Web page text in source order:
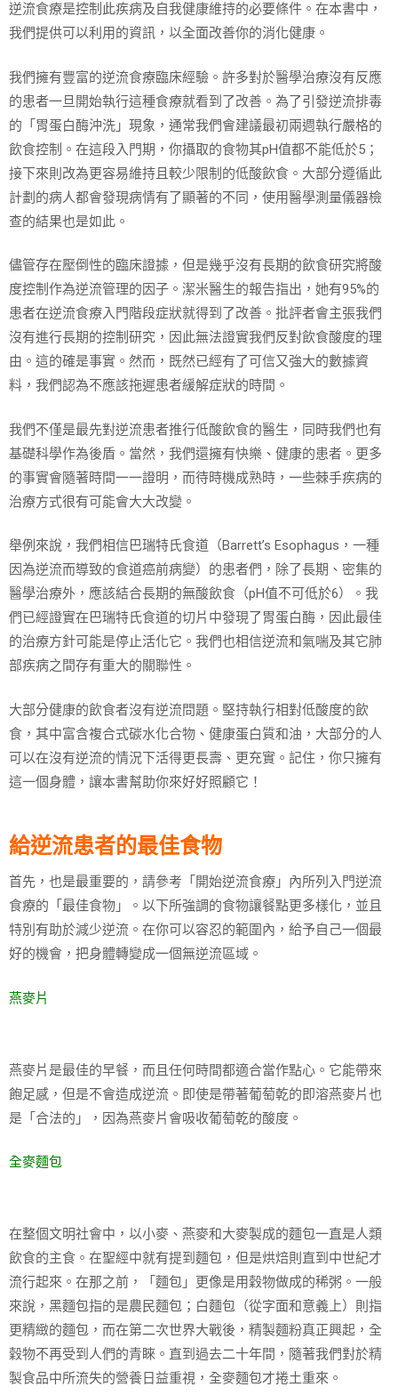
逆流食療是控制此疾病及自我健康維持的必要條件。在本書中，
我們提供可以利用的資訊，以全面改善你的消化健康。
我們擁有豐富的逆流食療臨床經驗。許多對於醫學治療沒有反應
的患者一旦開始執行這種食療就看到了改善。為了引發逆流排毒
的「胃蛋白酶沖洗」現象，通常我們會建議最初兩週執行嚴格的
飲食控制。在這段入門期，你攝取的食物其pH值都不能低於5；
接下來則改為更容易維持且較少限制的低酸飲食。大部分遵循此
計劃的病人都會發現病情有了顯著的不同，使用醫學測量儀器檢
查的結果也是如此。
儘管存在壓倒性的臨床證據，但是幾乎沒有長期的飲食研究將酸
度控制作為逆流管理的因子。潔米醫生的報告指出，她有95%的
患者在逆流食療入門階段症狀就得到了改善。批評者會主張我們
沒有進行長期的控制研究，因此無法證實我們反對飲食酸度的理
由。這的確是事實。然而，既然已經有了可信又強大的數據資
料，我們認為不應該拖遲患者緩解症狀的時間。
我們不僅是最先對逆流患者推行低酸飲食的醫生，同時我們也有
基礎科學作為後盾。當然，我們還擁有快樂、健康的患者。更多
的事實會隨著時間一一證明，而待時機成熟時，一些棘手疾病的
治療方式很有可能會大大改變。
舉例來說，我們相信巴瑞特氏食道（Barrett’s Esophagus，一種
因為逆流而導致的食道癌前病變）的患者們，除了長期、密集的
醫學治療外，應該結合長期的無酸飲食（pH值不可低於6）。我
們已經證實在巴瑞特氏食道的切片中發現了胃蛋白酶，因此最佳
的治療方針可能是停止活化它。我們也相信逆流和氣喘及其它肺
部疾病之間存有重大的關聯性。
大部分健康的飲食者沒有逆流問題。堅持執行相對低酸度的飲
食，其中富含複合式碳水化合物、健康蛋白質和油，大部分的人
可以在沒有逆流的情況下活得更長壽、更充實。記住，你只擁有
這一個身體，讓本書幫助你來好好照顧它！
給逆流患者的最佳食物
首先，也是最重要的，請參考「開始逆流食療」內所列入門逆流
食療的「最佳食物」。以下所強調的食物讓餐點更多樣化，並且
特別有助於減少逆流。在你可以容忍的範圍內，給予自己一個最
好的機會，把身體轉變成一個無逆流區域。
燕麥片
燕麥片是最佳的早餐，而且任何時間都適合當作點心。它能帶來
飽足感，但是不會造成逆流。即使是帶著葡萄乾的即溶燕麥片也
是「合法的」，因為燕麥片會吸收葡萄乾的酸度。
全麥麵包
在整個文明社會中，以小麥、燕麥和大麥製成的麵包一直是人類
飲食的主食。在聖經中就有提到麵包，但是烘焙則直到中世紀才
流行起來。在那之前，「麵包」更像是用穀物做成的稀粥。一般
來說，黑麵包指的是農民麵包；白麵包（從字面和意義上）則指
更精緻的麵包，而在第二次世界大戰後，精製麵粉真正興起，全
穀物不再受到人們的青睞。直到過去二十年間，隨著我們對於精
製食品中所流失的營養日益重視，全麥麵包才捲土重來。